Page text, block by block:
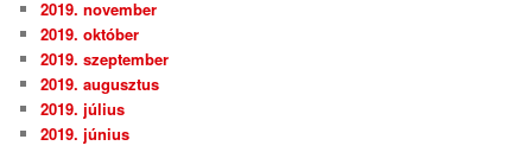
2019. november
2019. október
2019. szeptember
2019. augusztus
2019. július
2019. június